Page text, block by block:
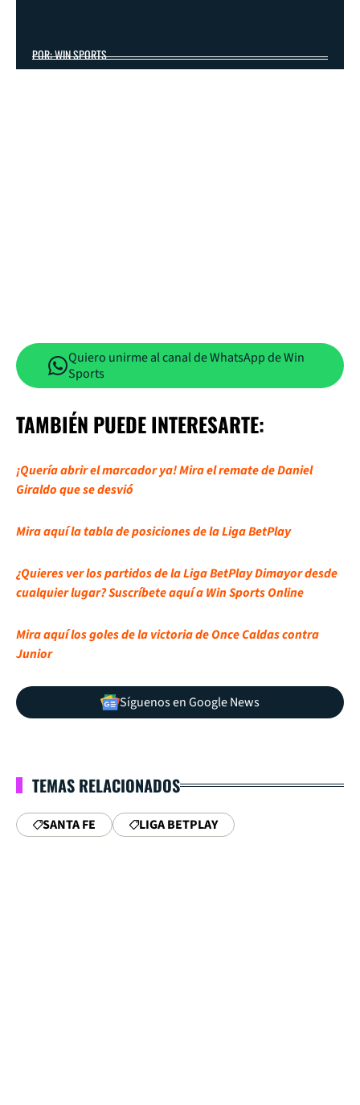
POR: WIN SPORTS
Quiero unirme al canal de WhatsApp de Win
Sports
TAMBIÉN PUEDE INTERESARTE:
¡Quería abrir el marcador ya! Mira el remate de Daniel
Giraldo que se desvió
Mira aquí la tabla de posiciones de la Liga BetPlay
¿Quieres ver los partidos de la Liga BetPlay Dimayor desde
cualquier lugar? Suscríbete aquí a Win Sports Online
Mira aquí los goles de la victoria de Once Caldas contra
Junior
Síguenos en Google News
TEMAS RELACIONADOS
SANTA FE LIGA BETPLAY